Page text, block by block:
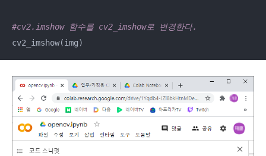
#cv2.imshow 함수를 cv2_imshow로 변경한다.
cv2_imshow(img)